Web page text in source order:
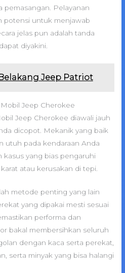
pemasangan. Pelayanan
potensi untuk menjawab
jelas pun adalah tanda
diyakini.
Jeep Patriot
Jeep Cherokee
Jeep Cherokee diawali jauh
dicopot. Mekanik yang baik
utuh pada kendaraan Anda
yang bias pengaruhi
atau kerusakan di tepi.
metode penting yang lain
yang dipakai mesti sesuai
performa dan
bakal membersihkan seluruh
dengan kaca serta perekat,
serta minyak yang bisa halangi